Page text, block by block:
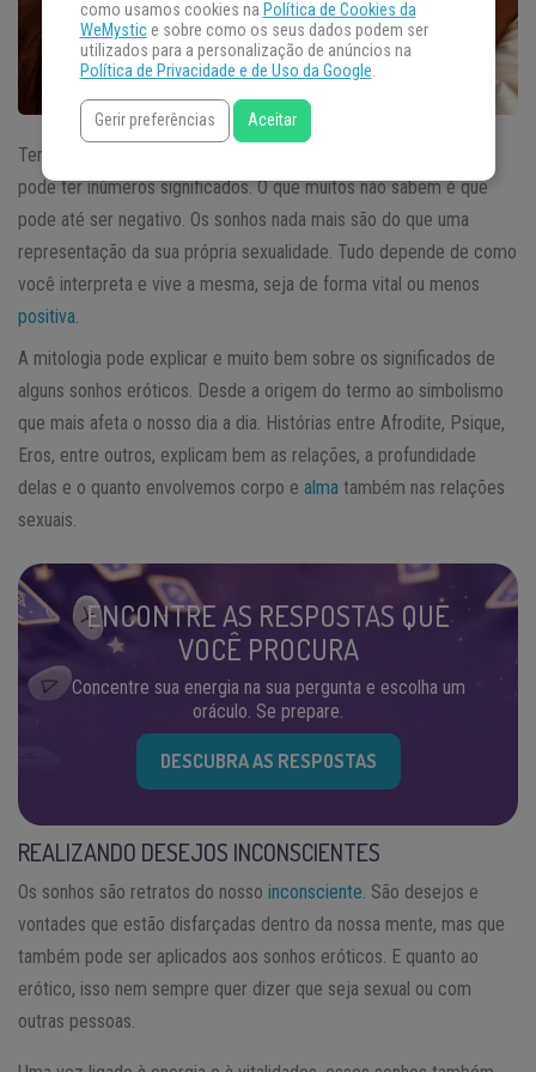
Ter
pode ter inúmeros significados. O que muitos não sabem é que
pode até ser negativo. Os sonhos nada mais são do que uma
representação da sua própria sexualidade. Tudo depende de como
você interpreta e vive a mesma, seja de forma vital ou menos
positiva
A mitologia pode explicar e muito bem sobre os significados de
alguns sonhos eróticos. Desde a origem do termo ao simbolismo
que mais afeta o nosso dia a dia. Histórias entre Afrodite, Psique,
Eros, entre outros, explicam bem as relações, a profundidade
delas e o quanto envolvemos corpo e alma também nas relações
sexuais.
ENCONTRE AS RESPOSTAS QUE
VOCÊ PROCURA
Concentre sua energia na sua pergunta e escolha um
oráculo. Se prepare.
DESCUBRA AS RESPOSTAS
REALIZANDO DESEJOS INCONSCIENTES
Os sonhos são retratos do nosso inconsciente . São desejos e
vontades que estão disfarçadas dentro da nossa mente, mas que
também pode ser aplicados aos sonhos eróticos. E quanto ao
erótico, isso nem sempre quer dizer que seja sexual ou com
outras pessoas.
como usamos cookies na Política de Cookies da
WeMystice sobre como os seus dados podem ser
utilizados para a personalização de anúncios na
Política de Privacidade e de Uso da Google.
Gerir preferências Aceitar